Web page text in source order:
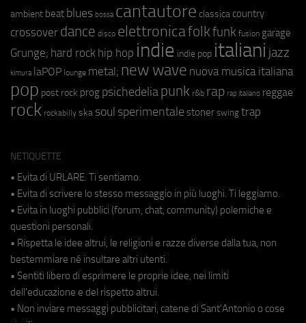
ambient beat blues bossa cantautore classica country
crossover dance disco elettronicafolkfunk fusion garage
Grunge; hard rock hip hop indie indie pop italiani jazz
kimura laPOP lounge metal; new wave nuova musica italiana
pop post rock prog psichedeliapunk r&b rap rap italiano reggae
rock rockabilly ska soul sperimentale stoner swing trap
NETIQUETTE
• Evita di URLARE. Ti sentiamo.
• Evita di scrivere lo stesso messaggio in più luoghi. Ti leggiamo.
• Evita in luoghi pubblici (forum, chat, community) polemiche e
questioni personali.
• Rispetta le idee altrui, le religioni e razze diverse dalla tua, non
bestemmiare né insultare altri utenti.
• Sentiti libero di esprimere le proprie idee, nei limiti
dell'educazione e del rispetto altrui.
• Non inviare messaggi pubblicitari, catene di Sant'Antonio o cose